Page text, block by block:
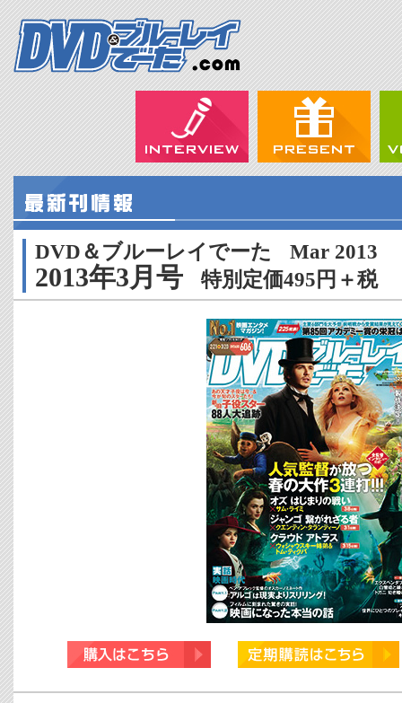
DVD＆ブルーレイでーた Mar 2013
2013年3月号 特別定価495円＋税